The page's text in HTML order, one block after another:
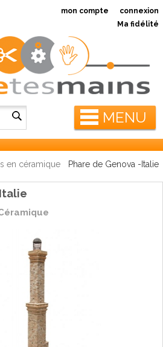
MENU
mon compte connexion
Ma fidélité
en céramique Phare de Genova -Italie